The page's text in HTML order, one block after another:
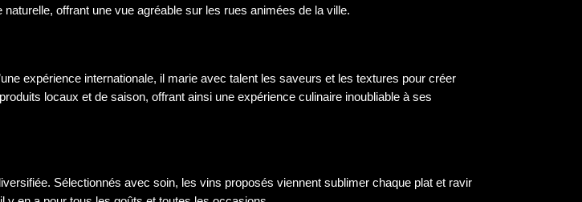
offrant une vue agréable sur les rues animées de la ville.
expérience internationale, il marie avec talent les saveurs et les textures pour créer
locaux et de saison, offrant ainsi une expérience culinaire inoubliable à ses
Sélectionnés avec soin, les vins proposés viennent sublimer chaque plat et ravir